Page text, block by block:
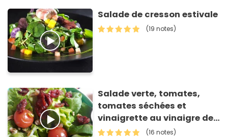
Salade de cresson estivale
(19 notes)
Salade verte, tomates,
tomates séchées et
vinaigrette au vinaigre de
framboise
(16 notes)